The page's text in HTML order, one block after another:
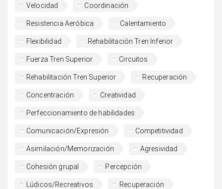
Velocidad Coordinación
Resistencia Aeróbica Calentamiento
Flexibilidad Rehabilitación Tren Inferior
Fuerza Tren Superior Circuitos
Rehabilitación Tren Superior Recuperación
Concentración Creatividad
Perfeccionamiento de habilidades
Comunicación/Expresión Competitividad
Asimilación/Memorización Agresividad
Cohesión grupal Percepción
Lúdicos/Recreativos Recuperación